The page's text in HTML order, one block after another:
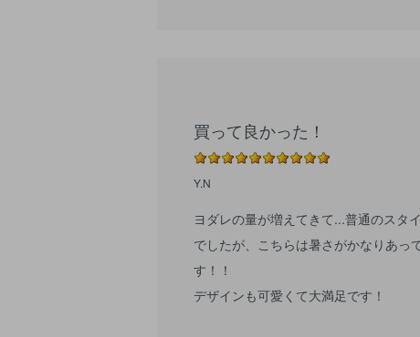
買って良かった！
Y.N
ヨダレの量が増えてきて...普通のスタ
でしたが、こちらは暑さがかなりあっ
す！！
デザインも可愛くて大満足です！